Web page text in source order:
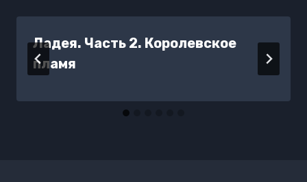
Ладея. Часть 2. Королевское
пламя